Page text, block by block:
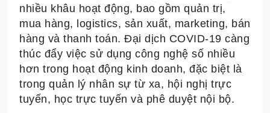
nhiều khâu hoạt động, bao gồm quản trị,
mua hàng, logistics, sản xuất, marketing, bán
hàng và thanh toán. Đại dịch COVID-19 càng
thúc đẩy việc sử dụng công nghệ số nhiều
hơn trong hoạt động kinh doanh, đặc biệt là
trong quản lý nhân sự từ xa, hội nghị trực
tuyến, học trực tuyến và phê duyệt nội bộ.